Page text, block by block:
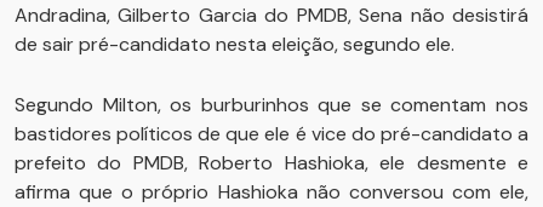
Andradina, Gilberto Garcia do PMDB, Sena não desistirá
de sair pré-candidato nesta eleição, segundo ele.
Segundo Milton, os burburinhos que se comentam nos
bastidores políticos de que ele é vice do pré-candidato a
prefeito do PMDB, Roberto Hashioka, ele desmente e
afirma que o próprio Hashioka não conversou com ele,